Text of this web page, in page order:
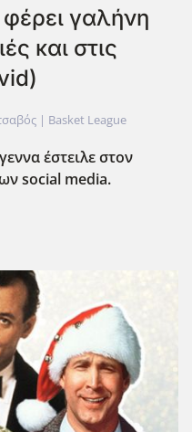
γαλήνη
και στις
| Basket League
έστειλε στον
social media.